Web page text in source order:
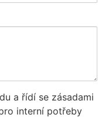
a řídí se zásadami
interní potřeby